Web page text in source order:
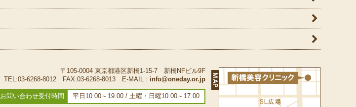
〒105-0004 東京都港区新橋1-15-7 新橋NFビル9F
TEL:03-6268-8012 FAX:03-6268-8013
E-MAIL : info@oneday.or.jp
お問い合わせ受付時間 平日10:00～19:00 / 土曜・日曜10:00～17:00